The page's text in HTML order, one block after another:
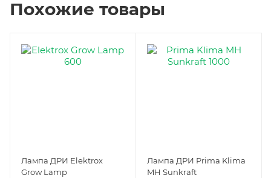
Похожие товары
Лампа ДРИ Elektrox
Grow Lamp
Лампа ДРИ Prima Klima
MH Sunkraft